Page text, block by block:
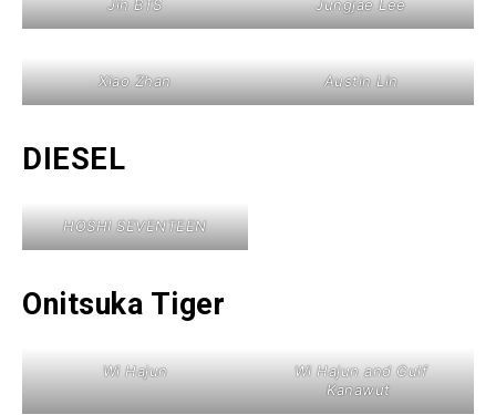
Jin BTS Jungjae Lee
Xiao Zhan Austin Lin
DIESEL
HOSHI SEVENTEEN
Onitsuka Tiger
Wi Hajun
Wi Hajun and Gulf
Kanawut